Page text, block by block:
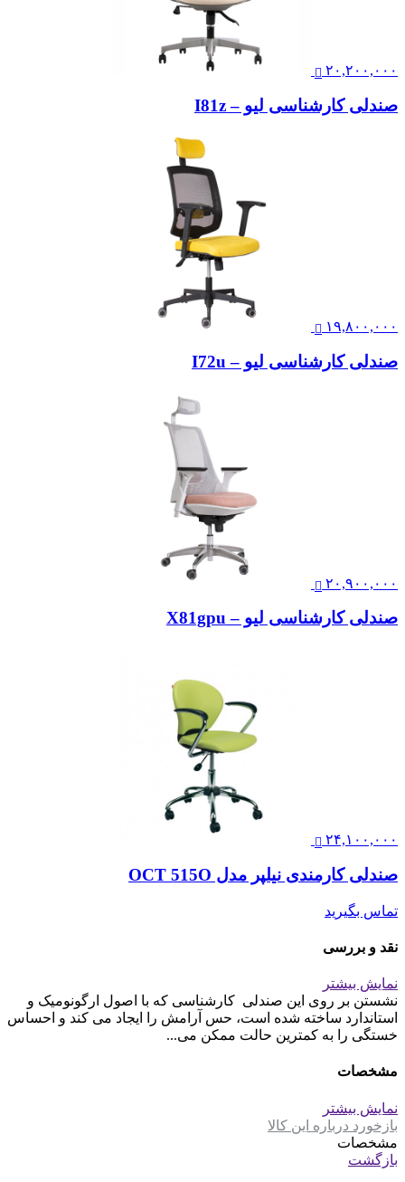
۲۰,۲۰۰,۰۰۰
صندلی کارشناسی لیو – I81z
۱۹,۸۰۰,۰۰۰
صندلی کارشناسی لیو – I72u
۲۰,۹۰۰,۰۰۰
صندلی کارشناسی لیو – X81gpu
۲۴,۱۰۰,۰۰۰
صندلی کارمندی نیلپر مدل OCT 515O
تماس بگیرید
نقد و بررسی
نمایش بیشتر
نشستن بر روی این صندلی کارشناسی که با اصول ارگونومیک و
استاندارد ساخته شده است، حس آرامش را ایجاد می کند و احساس
خستگی را به کمترین حالت ممکن می...
مشخصات
نمایش بیشتر
بازخورد درباره این کالا
مشخصات
بازگشت